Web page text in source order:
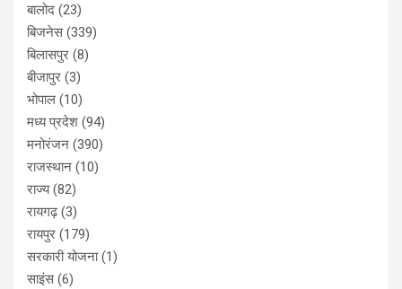
बालोद (23)
बिजनेस(339)
बिलासपुर (8)
बीजापुर (3)
भोपाल (10)
मध्य प्रदेश (94)
मनोरंजन (390)
राजस्थान (10)
राज्य(82)
रायगढ़(3)
रायपुर (179)
सरकारी योजना(1)
साइंस(6)